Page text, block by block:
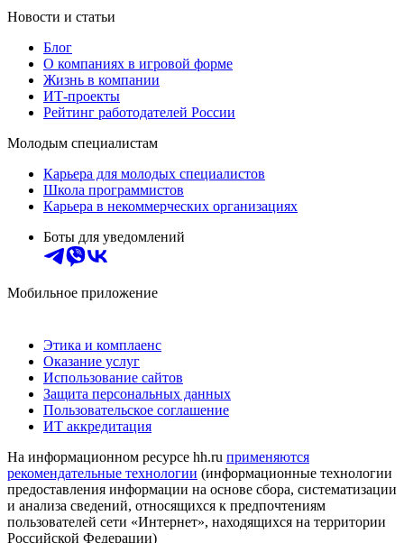
Новости и статьи
Блог
О компаниях в игровой форме
Жизнь в компании
ИТ-проекты
Рейтинг работодателей России
Молодым специалистам
Карьера для молодых специалистов
Школа программистов
Карьера в некоммерческих организациях
Боты для уведомлений
Мобильное приложение
Этика и комплаенс
Оказание услуг
Использование сайтов
Защита персональных данных
Пользовательское соглашение
ИТ аккредитация
На информационном ресурсе hh.ru применяются
рекомендательные технологии (информационные технологии
предоставления информации на основе сбора, систематизации
и анализа сведений, относящихся к предпочтениям
пользователей сети «Интернет», находящихся на территории
Российской Федерации)